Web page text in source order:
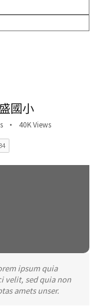
國小
• 40K Views
ipsum quia
velit, sed quia non
amets unser.
id ligula facilisis
at ultrices dui.
fugiats nemis.